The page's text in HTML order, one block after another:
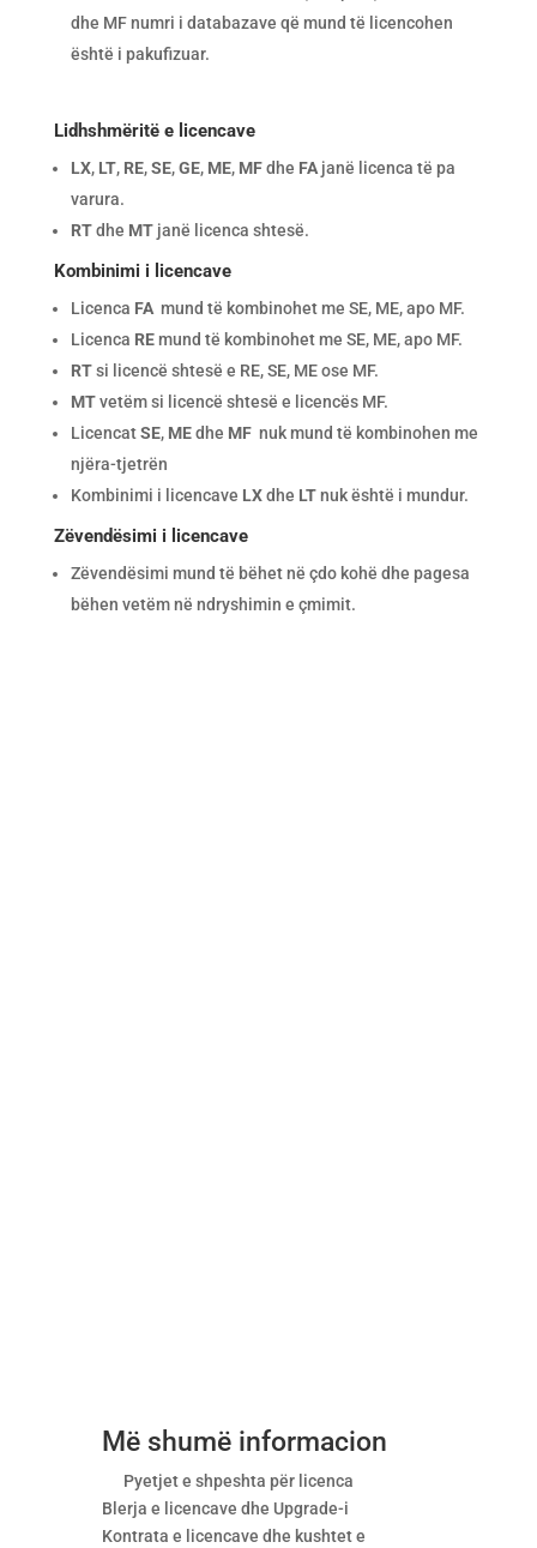
dhe MF numri i databazave që mund të licencohen
është i pakufizuar.
Lidhshmëritë e licencave
LX, LT, RE,SE,GE, ME, MFdhe FAjanë licenca të pa
varura.
RTdhe MTjanë licenca shtesë.
Kombinimi i licencave
Licenca FAmund të kombinohet me SE, ME, apo MF.
Licenca REmund të kombinohet me SE, ME, apo MF.
RTsi licencë shtesë e RE, SE, ME ose MF.
MTvetëm si licencë shtesë e licencës MF.
LicencatSE, MEdhe MFnuk mund të kombinohen me
njëra-tjetrën
Kombinimi i licencave LXdhe LTnuk është i mundur.
Zëvendësimi i licencave
Zëvendësimi mund të bëhet në çdo kohë dhe pagesa
bëhen vetëm në ndryshimin e çmimit.
Më shumë informacion
Pyetjet e shpeshta për licenca
Blerja e licencave dhe Upgrade-i
Kontrata e licencave dhe kushtet e